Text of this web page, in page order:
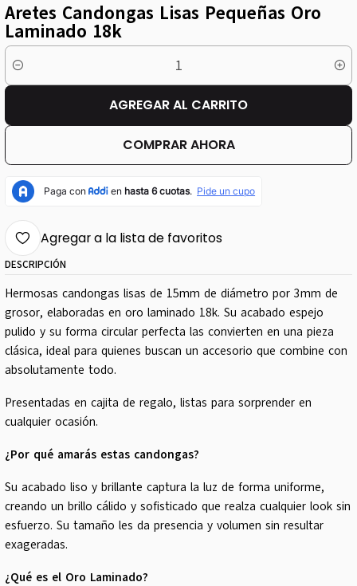
Aretes Candongas Lisas Pequeñas Oro
Laminado 18k
Cantidad
AGREGAR AL CARRITO
COMPRAR AHORA
Agregar a la lista de favoritos
DESCRIPCIÓN
Hermosas candongas lisas de 15mm de diámetro por 3mm de
grosor, elaboradas en oro laminado 18k. Su acabado espejo
pulido y su forma circular perfecta las convierten en una pieza
clásica, ideal para quienes buscan un accesorio que combine con
absolutamente todo.
Presentadas en cajita de regalo, listas para sorprender en
cualquier ocasión.
¿Por qué amarás estas candongas?
Su acabado liso y brillante captura la luz de forma uniforme,
creando un brillo cálido y sofisticado que realza cualquier look sin
esfuerzo. Su tamaño les da presencia y volumen sin resultar
exageradas.
¿Qué es el Oro Laminado?